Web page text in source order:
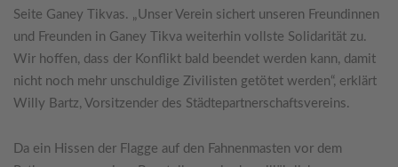
Seite Ganey Tikvas. „Unser Verein sichert unseren Freundinnen
und Freunden in Ganey Tikva weiterhin vollste Solidarität zu.
Wir hoffen, dass der Konflikt bald beendet werden kann, damit
nicht noch mehr unschuldige Zivilisten getötet werden“, erklärt
Willy Bartz, Vorsitzender des Städtepartnerschaftsvereins.
Da ein Hissen der Flagge auf den Fahnenmasten vor dem